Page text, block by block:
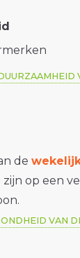
de
zijn op een
VAN